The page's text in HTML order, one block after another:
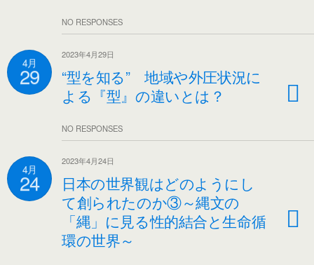
NO RESPONSES
4月
29
2023年4月29日
“型を知る” 地域や外圧状況に
よる『型』の違いとは？
NO RESPONSES
4月
24
2023年4月24日
日本の世界観はどのようにし
て創られたのか③～縄文の
「縄」に見る性的結合と生命循
環の世界～